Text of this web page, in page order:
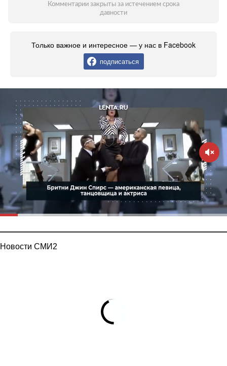
Комментарии закрыты за истечением срока
давности
Только важное и интересное — у нас в Facebook
подписаться
Новости СМИ2